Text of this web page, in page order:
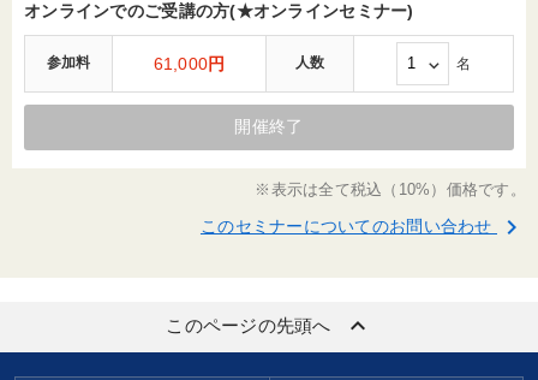
オンラインでのご受講の方(★オンラインセミナー)
参加料 61,000円 人数 名
開催終了
※表示は全て税込（10%）価格です。
このセミナーについてのお問い合わせ keyboard_arrow_right
このページの先頭へ keyboard_arrow_up